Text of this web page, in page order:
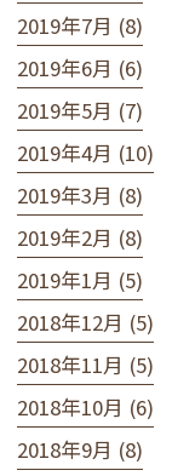
2019年7月 (8)
2019年6月 (6)
2019年5月 (7)
2019年4月 (10)
2019年3月 (8)
2019年2月 (8)
2019年1月 (5)
2018年12月 (5)
2018年11月 (5)
2018年10月 (6)
2018年9月 (8)